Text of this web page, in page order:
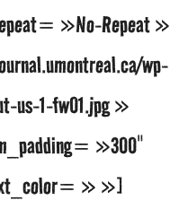
»No-Repeat »
wp-
us-1-fw01.jpg »
»300″
» »]